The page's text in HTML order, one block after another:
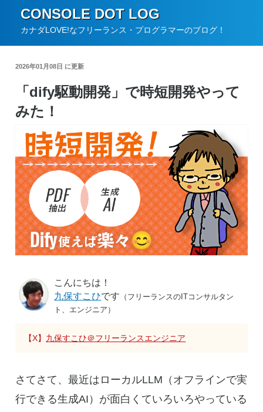
CONSOLE DOT LOG
カナダLOVE!なフリーランス・プログラマーのブログ！
2026年01月08日 に更新
「dify駆動開発」で時短開発やって
みた！
こんにちは！
九保すこひです （フリーランスのITコンサルタン
ト、エンジニア）
【X】 九保すこひ＠フリーランスエンジニア
さてさて、最近はローカルLLM（オフラインで実
行できる生成AI）が面白くていろいろやっている